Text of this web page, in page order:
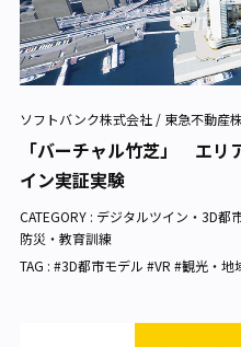
ソフトバンク株式会社 / 東急不動産
「バーチャル竹芝」 エリ
イン実証実験
CATEGORY : デジタルツイン・3D都
防災・教育訓練
TAG : #3D都市モデル #VR #観光・地